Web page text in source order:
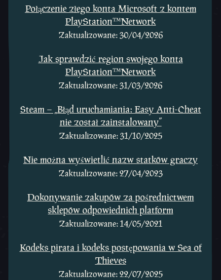
Połączenie złego konta Microsoft z kontem
PlayStation™Network
Zaktualizowane: 30/04/2026
Jak sprawdzić region swojego konta
PlayStation™Network
Zaktualizowane: 31/03/2026
Steam – „Błąd uruchamiania: Easy Anti-Cheat
nie został zainstalowany”
Zaktualizowane: 31/10/2025
Nie można wyświetlić nazw statków graczy
Zaktualizowane: 27/04/2023
Dokonywanie zakupów za pośrednictwem
sklepów odpowiednich platform
Zaktualizowane: 14/05/2021
Kodeks pirata i kodeks postępowania w Sea of
Thieves
Zaktualizowane: 22/07/2025